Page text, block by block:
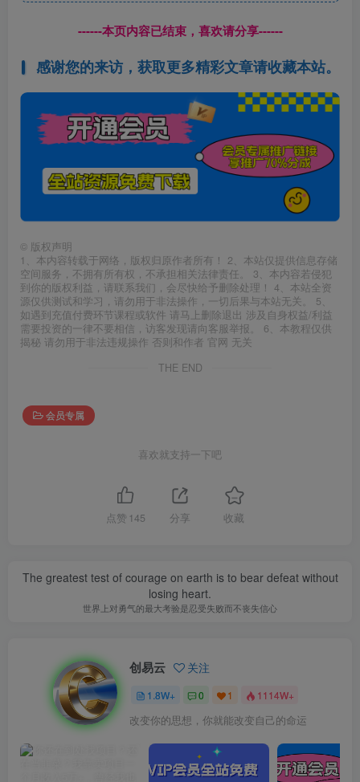
------本页内容已结束，喜欢请分享------
感谢您的来访，获取更多精彩文章请收藏本站。
© 版权声明
1、本内容转载于网络，版权归原作者所有！ 2、本站仅提供信息存储
空间服务，不拥有所有权，不承担相关法律责任。 3、本内容若侵犯
到你的版权利益，请联系我们，会尽快给予删除处理！ 4、本站全资
源仅供测试和学习，请勿用于非法操作，一切后果与本站无关。 5、
如遇到充值付费环节课程或软件 请马上删除退出 涉及自身权益/利益
需要投资的一律不要相信，访客发现请向客服举报。 6、本教程仅供
揭秘 请勿用于非法违规操作 否则和作者 官网 无关
THE END
会员专属
喜欢就支持一下吧
点赞 145 分享 收藏
The greatest test of courage on earth is to bear defeat without
losing heart.
世界上对勇气的最大考验是忍受失败而不丧失信心
创易云 关注
1.8W+ 0 1 1114W+
改变你的思想，你就能改变自己的命运